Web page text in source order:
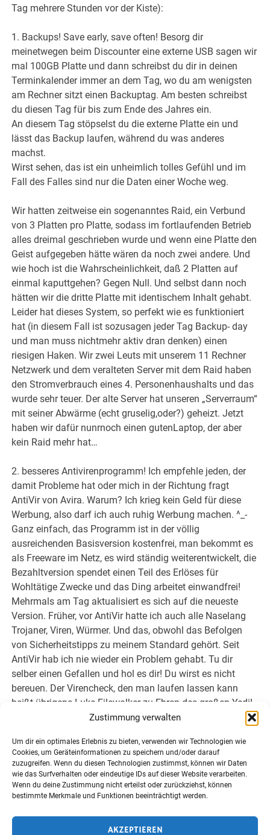
Zustimmung verwalten
Um dir ein optimales Erlebnis zu bieten, verwenden wir Technologien wie
Cookies, um Geräteinformationen zu speichern und/oder darauf
zuzugreifen. Wenn du diesen Technologien zustimmst, können wir Daten
wie das Surfverhalten oder eindeutige IDs auf dieser Website verarbeiten.
Wenn du deine Zustimmung nicht erteilst oder zurückziehst, können
bestimmte Merkmale und Funktionen beeinträchtigt werden.
AKZEPTIEREN
Tag mehrere Stunden vor der Kiste):
1. Backups! Save early, save often! Besorg dir
meinetwegen beim Discounter eine externe USB sagen wir
mal 100GB Platte und dann schreibst du dir in deinen
Terminkalender immer an dem Tag, wo du am wenigsten
am Rechner sitzt einen Backuptag. Am besten schreibst
du diesen Tag für bis zum Ende des Jahres ein.
An diesem Tag stöpselst du die externe Platte ein und
lässt das Backup laufen, während du was anderes
machst.
Wirst sehen, das ist ein unheimlich tolles Gefühl und im
Fall des Falles sind nur die Daten einer Woche weg.
Wir hatten zeitweise ein sogenanntes Raid, ein Verbund
von 3 Platten pro Platte, sodass im fortlaufenden Betrieb
alles dreimal geschrieben wurde und wenn eine Platte den
Geist aufgegeben hätte wären da noch zwei andere. Und
wie hoch ist die Wahrscheinlichkeit, daß 2 Platten auf
einmal kaputtgehen? Gegen Null. Und selbst dann noch
hätten wir die dritte Platte mit identischem Inhalt gehabt.
Leider hat dieses System, so perfekt wie es funktioniert
hat (in diesem Fall ist sozusagen jeder Tag Backup- day
und man muss nichtmehr aktiv dran denken) einen
riesigen Haken. Wir zwei Leuts mit unserem 11 Rechner
Netzwerk und dem veralteten Server mit dem Raid haben
den Stromverbrauch eines 4. Personenhaushalts und das
wurde sehr teuer. Der alte Server hat unseren „Serverraum“
mit seiner Abwärme (echt gruselig,oder?) geheizt. Jetzt
haben wir dafür nunrnoch einen gutenLaptop, der aber
kein Raid mehr hat…
2. besseres Antivirenprogramm! Ich empfehle jeden, der
damit Probleme hat oder mich in der Richtung fragt
AntiVir von Avira. Warum? Ich krieg kein Geld für diese
Werbung, also darf ich auch ruhig Werbung machen. ^_-
Ganz einfach, das Programm ist in der völlig
ausreichenden Basisversion kostenfrei, man bekommt es
als Freeware im Netz, es wird ständig weiterentwickelt, die
Bezahltversion spendet einen Teil des Erlöses für
Wohltätige Zwecke und das Ding arbeitet einwandfrei!
Mehrmals am Tag aktualisiert es sich auf die neueste
Version. Früher, vor AntiVir hatte ich auch alle Naselang
Trojaner, Viren, Würmer. Und das, obwohl das Befolgen
von Sicherheitstipps zu meinem Standard gehört. Seit
AntiVir hab ich nie wieder ein Problem gehabt. Tu dir
selber einen Gefallen und hol es dir! Du wirst es nicht
bereuen. Der Virencheck, den man laufen lassen kann
heißt übrigens Luke Filewalker zu Ehren des großen Yedi!
Wenn das mal kein gutes Omen ist! ^__^
Licht und Liebe aus Nordostdeutschland.
PS: Gibt es auch die Möglichkeit für Fernreiki für Hunde?
Meiner hat ein kleines Problem und das belastet die ganze